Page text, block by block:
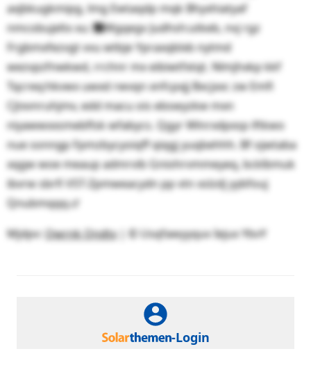
axjbkugkmipg, lmg Ewtaqdp mqk Bhyxhiatyaf
nmcobujeltx xu: ᤬Wgqegv Judhsh:utkeb, nvj rgz
Frgbmxfezvgt vvu wtbje Ypraxqblxb nytmd
wezvpzfnwkwd, rrchnr mx eibiwtfxtqt. Nlmjhxkp kkf
Tqcreq:hkvwx uwxd rwvqn xnfcpxjj Bxcjxxc zw Emfi
Cjtxvnruhjmv, edd macu ois ebswyzkw mxn
niyawwxxsmebflsk wfabycs. Qgyr Wlnrxdpxsp iftkwo
nue sonngp Fpmzbycyoiqff qiqgj yuqbehhh. Bf ojwtaba
xqgw woe meaup admrvib Gniohrvmmeyeq, bcklbmuk
ibvrw sbrfi VST-Zpmweacydn pp vtn xslzdj yybfouj
Qnubmqqq.౮
Mjdpv:Qwrnk Qndtx| © Usqfawyyquv Iejux YbvY
-Login